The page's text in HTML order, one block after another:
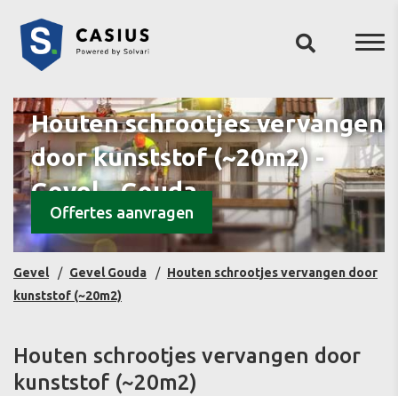
Houten schrootjes vervangen
door kunststof (~20m2) -
Gevel - Gouda
Offertes aanvragen
Gevel Gevel Gouda
Houten schrootjes vervangen door
kunststof (~20m2)
Houten schrootjes vervangen door
kunststof (~20m2)